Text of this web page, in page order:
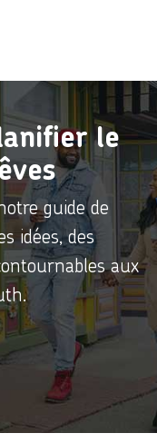
le
guide de
idées, des
aux